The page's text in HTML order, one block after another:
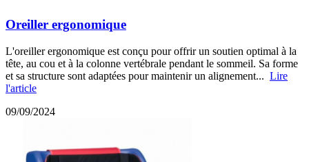
Oreiller ergonomique
L'oreiller ergonomique est conçu pour offrir un soutien optimal à la
tête, au cou et à la colonne vertébrale pendant le sommeil. Sa forme
et sa structure sont adaptées pour maintenir un alignement... Lire
l'article
09/09/2024